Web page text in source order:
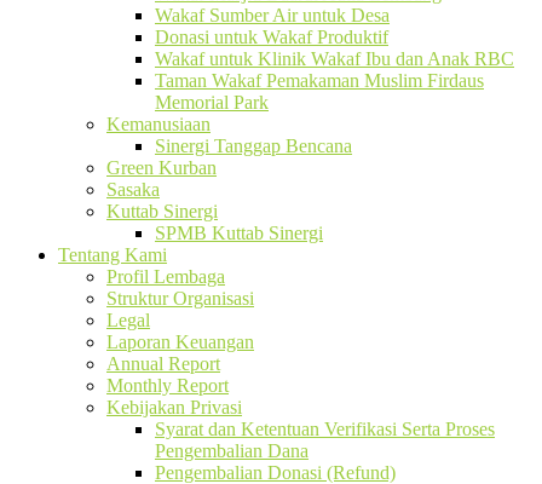
Wakaf Sumber Air untuk Desa
Donasi untuk Wakaf Produktif
Wakaf untuk Klinik Wakaf Ibu dan Anak RBC
Taman Wakaf Pemakaman Muslim Firdaus
Memorial Park
Kemanusiaan
Sinergi Tanggap Bencana
Green Kurban
Sasaka
Kuttab Sinergi
SPMB Kuttab Sinergi
Tentang Kami
Profil Lembaga
Struktur Organisasi
Legal
Laporan Keuangan
Annual Report
Monthly Report
Kebijakan Privasi
Syarat dan Ketentuan Verifikasi Serta Proses
Pengembalian Dana
Pengembalian Donasi (Refund)